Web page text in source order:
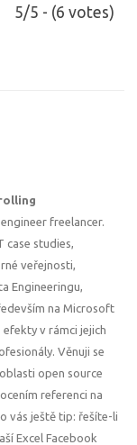
5/5 - (6 votes)
freelancer.
case studies,
veřejnosti,
Engineeringu,
na Microsoft
v rámci jejich
Věnuji se
open source
referenci na
vás ještě tip: řešíte-li
Excel Facebook